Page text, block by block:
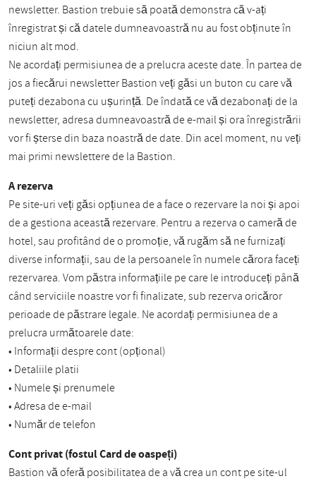
newsletter. Bastion trebuie să poată demonstra că v-ați
înregistrat și că datele dumneavoastră nu au fost obținute în
niciun alt mod.
Ne acordați permisiunea de a prelucra aceste date. În partea de
jos a fiecărui newsletter Bastion veți găsi un buton cu care vă
puteți dezabona cu ușurință. De îndată ce vă dezabonați de la
newsletter, adresa dumneavoastră de e-mail și ora înregistrării
vor fi șterse din baza noastră de date. Din acel moment, nu veți
mai primi newslettere de la Bastion.
A rezerva
Pe site-uri veți găsi opțiunea de a face o rezervare la noi și apoi
de a gestiona această rezervare. Pentru a rezerva o cameră de
hotel, sau profitând de o promoție, vă rugăm să ne furnizați
diverse informații, sau de la persoanele în numele cărora faceți
rezervarea. Vom păstra informațiile pe care le introduceți până
când serviciile noastre vor fi finalizate, sub rezerva oricăror
perioade de păstrare legale. Ne acordați permisiunea de a
prelucra următoarele date:
• Informații despre cont (opțional)
• Detaliile platii
• Numele și prenumele
• Adresa de e-mail
• Număr de telefon
Cont privat (fostul Card de oaspeți)
Bastion vă oferă posibilitatea de a vă crea un cont pe site-ul